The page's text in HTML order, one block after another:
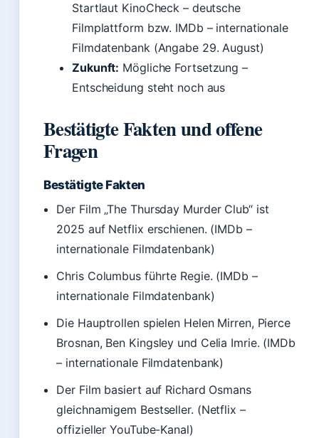
Startlaut KinoCheck – deutsche
Filmplattform bzw. IMDb – internationale
Filmdatenbank (Angabe 29. August)
Zukunft: Mögliche Fortsetzung –
Entscheidung steht noch aus
Bestätigte Fakten und offene
Fragen
Bestätigte Fakten
Der Film „The Thursday Murder Club“ ist
2025 auf Netflix erschienen. (IMDb –
internationale Filmdatenbank)
Chris Columbus führte Regie. (IMDb –
internationale Filmdatenbank)
Die Hauptrollen spielen Helen Mirren, Pierce
Brosnan, Ben Kingsley und Celia Imrie. (IMDb
– internationale Filmdatenbank)
Der Film basiert auf Richard Osmans
gleichnamigem Bestseller. (Netflix –
offizieller YouTube-Kanal)